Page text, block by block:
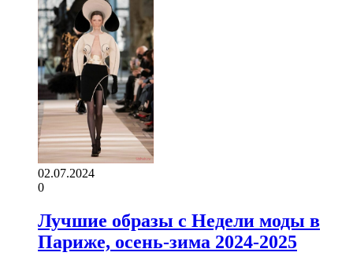
02.07.2024
0
Лучшие образы с Недели моды в
Париже, осень-зима 2024-2025